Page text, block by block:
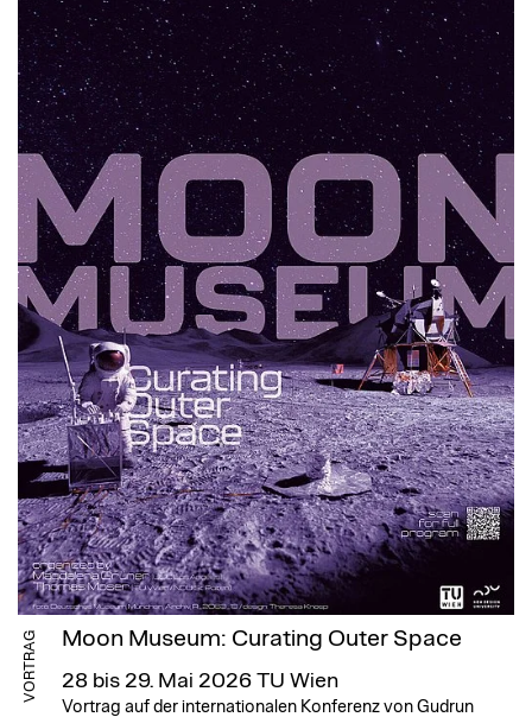
VORTRAG Moon Museum: Curating Outer Space
28 bis 29. Mai 2026 TU Wien
Vortrag auf der internationalen Konferenz von Gudrun